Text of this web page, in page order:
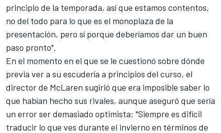
principio de la temporada, así que estamos contentos,
no del todo para lo que es el monoplaza de la
presentación, pero sí porque deberíamos dar un buen
paso pronto".
En el momento en el que se le cuestionó sobre dónde
previa ver a su escudería a principios del curso, el
director de McLaren sugirió que era imposible saber lo
que habían hecho sus rivales, aunque aseguró que sería
un error ser demasiado optimista: "Siempre es difícil
traducir lo que ves durante el invierno en términos de